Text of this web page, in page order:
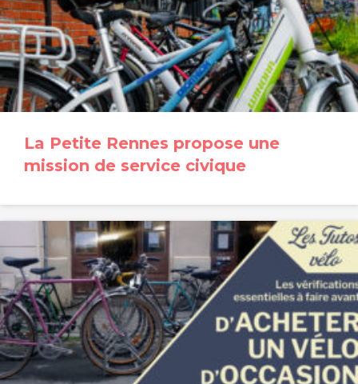
La Petite Rennes propose une
mission de service civique